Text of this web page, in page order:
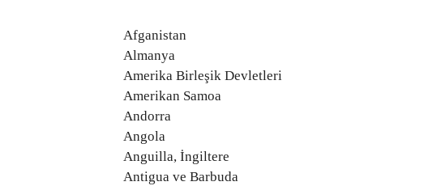
Afganistan
Almanya
Amerika Birleşik Devletleri
Amerikan Samoa
Andorra
Angola
Anguilla, İngiltere
Antigua ve Barbuda